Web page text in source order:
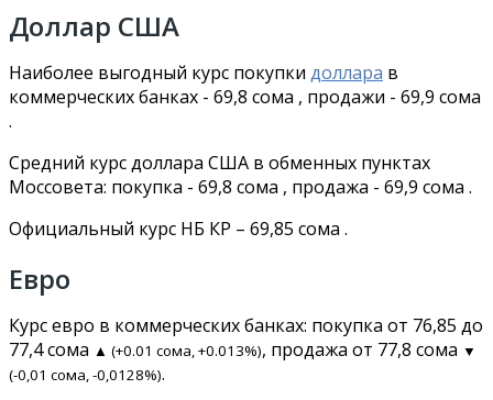
Доллар США
Наиболее выгодный курс покупки доллара в
коммерческих банках - 69,8 сома , продажи - 69,9 сома
.
Средний курс доллара США в обменных пунктах
Моссовета: покупка - 69,8 сома , продажа - 69,9 сома .
Официальный курс НБ КР – 69,85 сома .
Евро
Курс евро в коммерческих банках: покупка от 76,85 до
77,4 сома ▲ (+0.01 сома, +0.013%), продажа от 77,8 сома ▼
(-0,01 сома, -0,0128%).